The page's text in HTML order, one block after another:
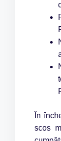
În
scos